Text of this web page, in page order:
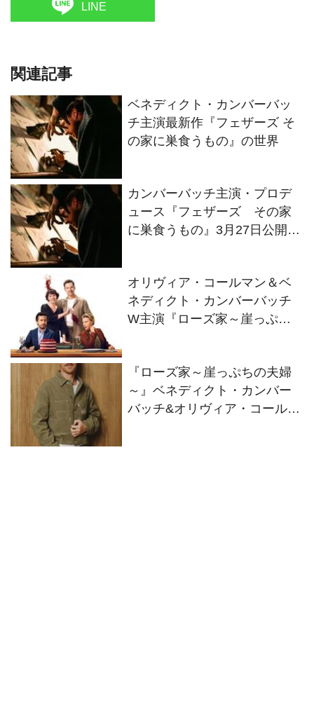
LINE
関連記事
ベネディクト・カンバーバッ
チ主演最新作『フェザーズ そ
の家に巣食うもの』の世界
カンバーバッチ主演・プロデ
ュース『フェザーズ その家
に巣食うもの』3月27日公開決
オリヴィア・コールマン＆ベ
ネディクト・カンバーバッチ
W主演『ローズ家～崖っぷち
り見放題独占配信
『ローズ家～崖っぷちの夫婦
～』ベネディクト・カンバー
バッチ&オリヴィア・コールマ